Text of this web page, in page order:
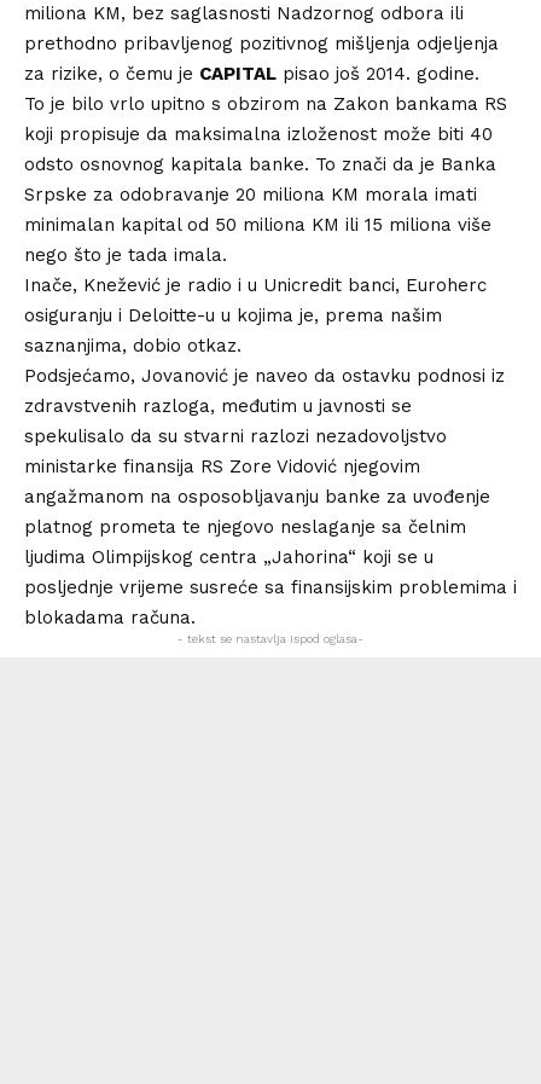
miliona KM, bez saglasnosti Nadzornog odbora ili
prethodno pribavljenog pozitivnog mišljenja odjeljenja
za rizike, o čemu je CAPITAL pisao još 2014. godine.
To je bilo vrlo upitno s obzirom na Zakon bankama RS
koji propisuje da maksimalna izloženost može biti 40
odsto osnovnog kapitala banke. To znači da je Banka
Srpske za odobravanje 20 miliona KM morala imati
minimalan kapital od 50 miliona KM ili 15 miliona više
nego što je tada imala.
Inače, Knežević je radio i u Unicredit banci, Euroherc
osiguranju i Deloitte-u u kojima je, prema našim
saznanjima, dobio otkaz.
Podsjećamo, Jovanović je naveo da ostavku podnosi iz
zdravstvenih razloga, međutim u javnosti se
spekulisalo da su stvarni razlozi nezadovoljstvo
ministarke finansija RS Zore Vidović njegovim
angažmanom na osposobljavanju banke za uvođenje
platnog prometa te njegovo neslaganje sa čelnim
ljudima Olimpijskog centra „Jahorina“ koji se u
posljednje vrijeme susreće sa finansijskim problemima i
blokadama računa.
- tekst se nastavlja ispod oglasa-